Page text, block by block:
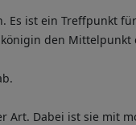
Es ist ein Treffpunkt
den Mittelpunkt
Art. Dabei ist sie mit